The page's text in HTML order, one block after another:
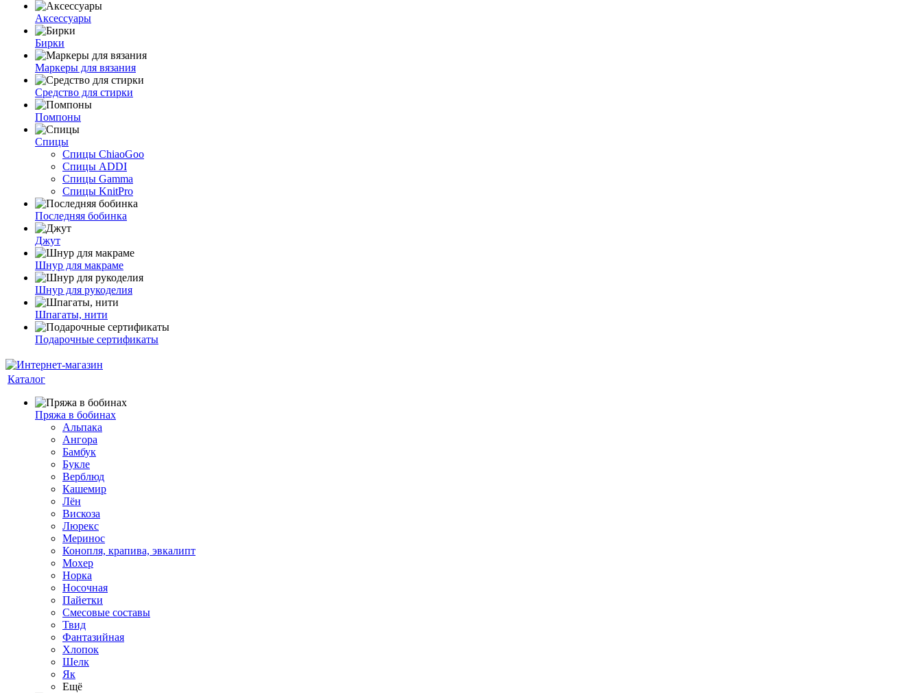
Аксессуары
Бирки
Маркеры для вязания
Средство для стирки
Помпоны
Спицы
Спицы ChiaoGoo
Спицы ADDI
Спицы Gamma
Спицы KnitPro
Последняя бобинка
Джут
Шнур для макраме
Шнур для рукоделия
Шпагаты, нити
Подарочные сертификаты
Каталог
Пряжа в бобинах
Альпака
Ангора
Бамбук
Букле
Верблюд
Кашемир
Лён
Вискоза
Люрекс
Меринос
Конопля, крапива, эвкалипт
Мохер
Норка
Носочная
Пайетки
Смесовые составы
Твид
Фантазийная
Хлопок
Шелк
Як
Ещё